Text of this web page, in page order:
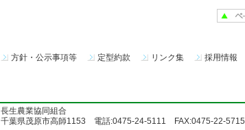
方針・公示事項等 定型約款 リンク集 採用情報
長生農業協同組合
千葉県茂原市高師1153 電話:0475-24-5111 FAX:0475-22-5715